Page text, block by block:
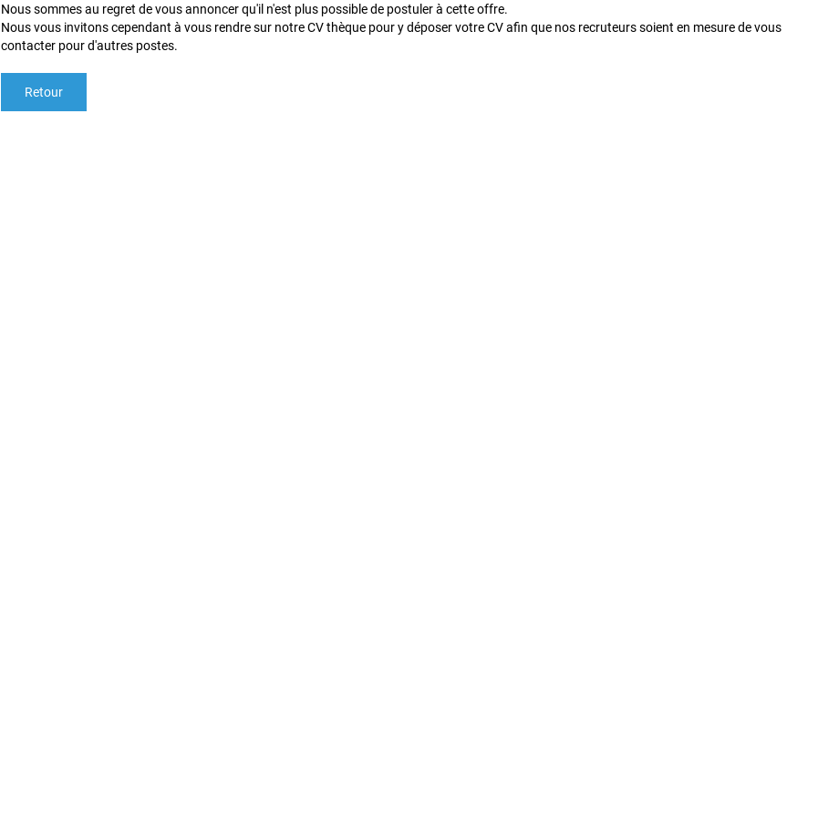
Nous sommes au regret de vous annoncer qu'il n'est plus possible de postuler à cette offre.
Nous vous invitons cependant à vous rendre sur notre CV thèque pour y déposer votre CV afin que nos recruteurs soient en mesure de vous
contacter pour d'autres postes.
Retour